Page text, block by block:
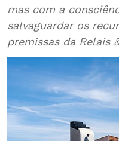
mas com a
salvaguardar os
premissas da Relais